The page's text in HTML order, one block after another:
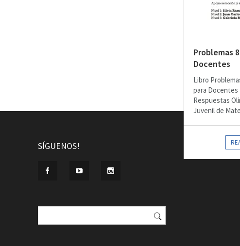
Problemas
Docentes
Libro
para Docentes
Respuestas
Juvenil de
SÍGUENOS!
Buscar: